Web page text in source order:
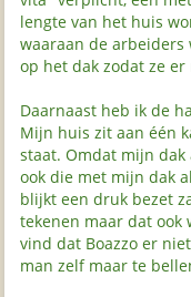
lengte van het huis
waaraan de
op het dak zodat ze
Daarnaast heb ik de
Mijn huis zit aan één
staat. Omdat mijn
ook die met mijn dak
blijkt een druk bezet
tekenen maar dat ook
vind dat Boazzo er
man zelf maar te